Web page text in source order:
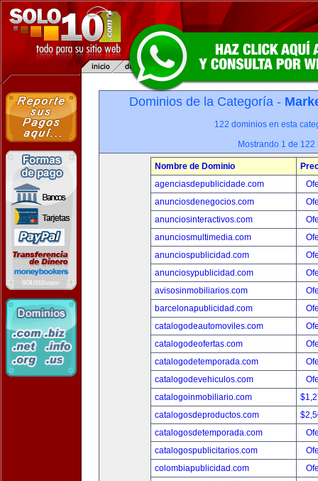
Dominios de la Categoría -
122 dominios en esta
Mostrando 1 de 122
Nombre de Dominio
agenciasdepublicidade.com
anunciosdenegocios.com
anunciosinteractivos.com
anunciosmultimedia.com
anunciospublicidad.com
anunciosypublicidad.com
avisosinmobiliarios.com
barcelonapublicidad.com
catalogodeautomoviles.com
catalogodeofertas.com
catalogodetemporada.com
catalogodevehiculos.com
catalogoinmobiliario.com
catalogosdeproductos.com
catalogosdetemporada.com
catalogospublicitarios.com
colombiapublicidad.com